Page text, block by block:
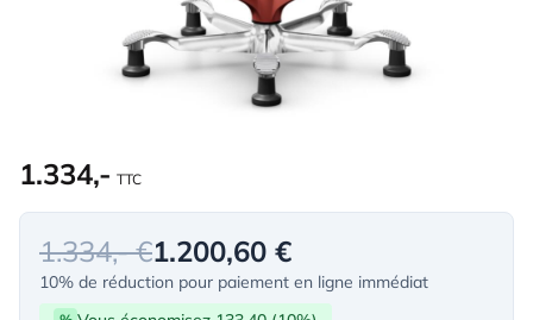
1.334,- TTC
1.334,- €1.200,60 €
10% de réduction pour paiement en ligne immédiat